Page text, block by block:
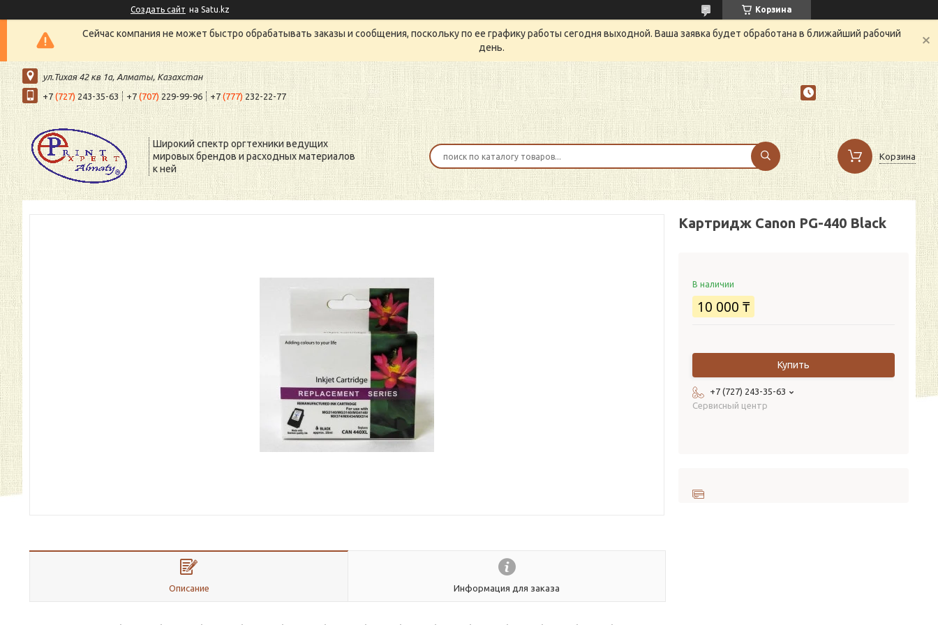
Создать сайт на Satu.kz Корзина
Сейчас компания не может быстро обрабатывать заказы и сообщения, поскольку по ее графику работы сегодня выходной. Ваша заявка будет обработана в ближайший рабочий
день.
ул.Тихая 42 кв 1a, Алматы, Казахстан
+7 (727) 243-35-63 +7 (707) 229-99-96 +7 (777) 232-22-77
Широкий спектр оргтехники ведущих
мировых брендов и расходных материалов
к ней
Корзина
Описание Информация для заказа
Картридж Canon PG-440 Black
В наличии
10 000 ₸
Купить
+7 (727) 243-35-63
Сервисный центр